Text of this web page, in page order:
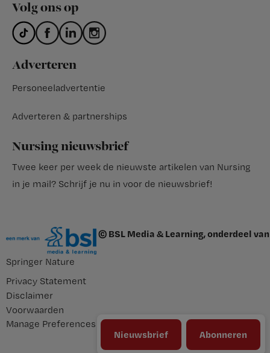
Nieuwsbrief Abonneren
Volg ons op
Adverteren
Personeeladvertentie
Adverteren & partnerships
Nursing nieuwsbrief
Twee keer per week de nieuwste artikelen van Nursing
in je mail? Schrijf je nu in voor de nieuwsbrief!
© BSL Media & Learning, onderdeel van
Springer Nature
Privacy Statement
Disclaimer
Voorwaarden
Manage Preferences